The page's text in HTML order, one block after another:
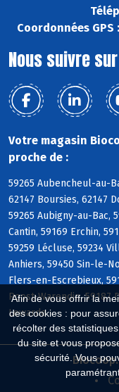
Afin de vous offrir la
des cookies : pour
récolter des
du site et vous
sécurité. Vous
Coordonnées GPS :
Nous suivre sur
Votre magasin
proche de :
59265 Aubencheul-au-
62147 Boursies, 62147
59265 Aubigny-au-Bac,
Cantin, 59169 Erchin,
59259 Lécluse, 59234
Anhiers, 59450 Sin-le-
Flers-en-Escrebieux,
Roost-Warendin, 59187
Lewarde